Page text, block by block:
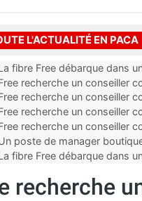
L'ACTUALITÉ EN PACA
fibre Free débarque dans
recherche un conseiller
Maritimes
recherche un conseiller
recherche un conseiller
recherche un conseiller
Bouches-du-Rhône
poste de manager
Maritimes
fibre Free débarque dans
recherche